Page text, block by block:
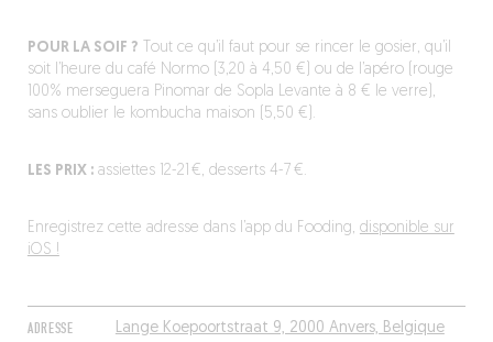
ADRESSE Lange Koepoortstraat 9, 2000 Anvers, Belgique
POUR LA SOIF ? Tout ce qu’il faut pour se rincer le gosier, qu’il
soit l’heure du café Normo (3,20 à 4,50 €) ou de l’apéro (rouge
100% merseguera Pinomar de Sopla Levante à 8 € le verre),
sans oublier le kombucha maison (5,50 €).
LES PRIX :assiettes 12-21 €, desserts 4-7 €.
Enregistrez cette adresse dans l’app du Fooding, disponible sur
iOS !